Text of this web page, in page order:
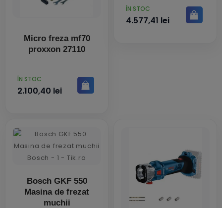
Micro freza mf70
proxxon 27110
PRET
ÎN STOC
2.100,40 lei
PRET
ÎN STOC
4.577,41 lei
Bosch GKF 550
Masina de frezat
muchii